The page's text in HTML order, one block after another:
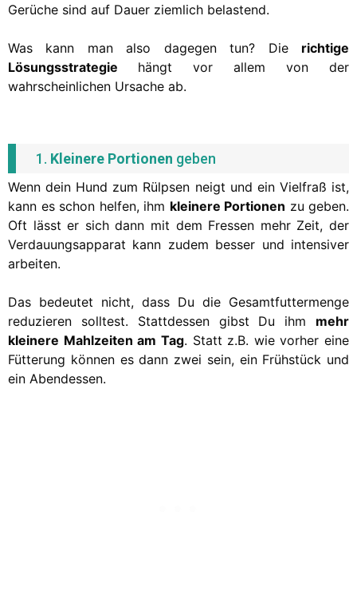
Gerüche sind auf Dauer ziemlich belastend.
Was kann man also dagegen tun? Die richtige
Lösungsstrategie hängt vor allem von der
wahrscheinlichen Ursache ab.
1. Kleinere Portionen geben
Wenn dein Hund zum Rülpsen neigt und ein Vielfraß ist,
kann es schon helfen, ihm kleinere Portionen zu geben.
Oft lässt er sich dann mit dem Fressen mehr Zeit, der
Verdauungsapparat kann zudem besser und intensiver
arbeiten.
Das bedeutet nicht, dass Du die Gesamtfuttermenge
reduzieren solltest. Stattdessen gibst Du ihm mehr
kleinere Mahlzeiten am Tag. Statt z.B. wie vorher eine
Fütterung können es dann zwei sein, ein Frühstück und
ein Abendessen.